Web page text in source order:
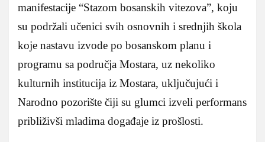
manifestacije “Stazom bosanskih vitezova”, koju
su podržali učenici svih osnovnih i srednjih škola
koje nastavu izvode po bosanskom planu i
programu sa područja Mostara, uz nekoliko
kulturnih institucija iz Mostara, uključujući i
Narodno pozorište čiji su glumci izveli performans
približivši mladima događaje iz prošlosti.